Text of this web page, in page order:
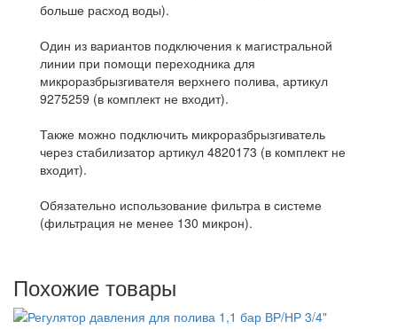
больше расход воды).
Один из вариантов подключения к магистральной
линии при помощи переходника для
микроразбрызгивателя верхнего полива, артикул
9275259 (в комплект не входит).
Также можно подключить микроразбрызгиватель
через стабилизатор артикул 4820173 (в комплект не
входит).
Обязательно использование фильтра в системе
(фильтрация не менее 130 микрон).
Похожие товары